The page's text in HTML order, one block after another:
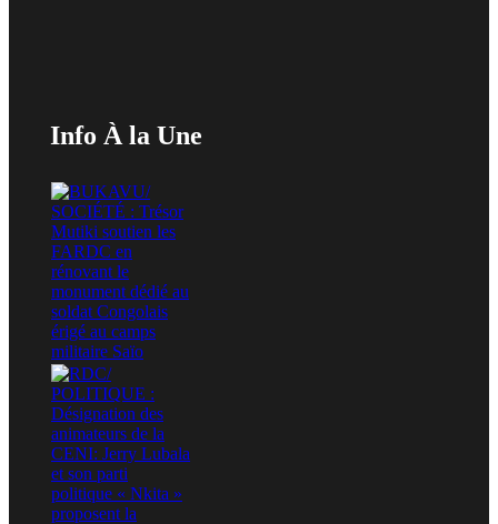
Info À la Une